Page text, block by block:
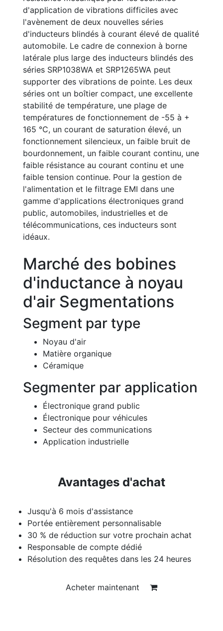
d'application de vibrations difficiles avec
l'avènement de deux nouvelles séries
d'inducteurs blindés à courant élevé de qualité
automobile. Le cadre de connexion à borne
latérale plus large des inducteurs blindés des
séries SRP1038WA et SRP1265WA peut
supporter des vibrations de pointe. Les deux
séries ont un boîtier compact, une excellente
stabilité de température, une plage de
températures de fonctionnement de -55 à +
165 °C, un courant de saturation élevé, un
fonctionnement silencieux, un faible bruit de
bourdonnement, un faible courant continu, une
faible résistance au courant continu et une
faible tension continue. Pour la gestion de
l'alimentation et le filtrage EMI dans une
gamme d'applications électroniques grand
public, automobiles, industrielles et de
télécommunications, ces inducteurs sont
idéaux.
Marché des bobines
d'inductance à noyau
d'air Segmentations
Segment par type
Noyau d'air
Matière organique
Céramique
Segmenter par application
Électronique grand public
Électronique pour véhicules
Secteur des communications
Application industrielle
Avantages d'achat
Jusqu'à 6 mois d'assistance
Portée entièrement personnalisable
30 % de réduction sur votre prochain achat
Responsable de compte dédié
Résolution des requêtes dans les 24 heures
Acheter maintenant